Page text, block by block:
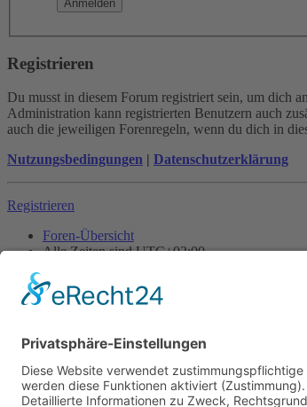
Registrieren
Du musst in diesem Forum registriert sein, um dich
Administration kann registrierten Benutzern auch
auch die jeweiligen Forenregeln, wenn du dich in
Nutzungsbedingungen | Datenschutzerklärung
Registrieren
Foren-Übersicht
Alle Zeiten sindUTC+02:00
Powered byphpBB® Forum Software © phpBB
Datenschutz |Nutzungsbedingungen